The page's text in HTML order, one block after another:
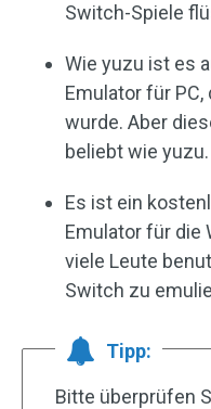
Switch-Spiele
Wie yuzu ist es
Emulator für
wurde. Aber
beliebt wie yuzu.
Es ist ein
Emulator für die
viele Leute
Switch zu
Tipp:
Bitte überprüfen